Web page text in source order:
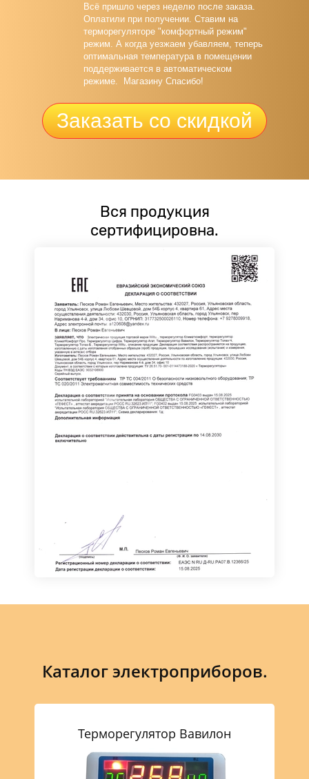
Всё пришло через неделю после заказа.
Оплатили при получении. Ставим на
терморегуляторе "комфортный режим"
режим. А когда уезжаем убавляем, теперь
оптимальная температура в помещении
поддерживается в автоматическом
режиме. Магазину Спасибо!
Заказать со скидкой
Вся продукция
сертифицировна.
Каталог электроприборов.
Терморегулятор Вавилон